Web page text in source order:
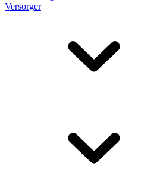
Versorger